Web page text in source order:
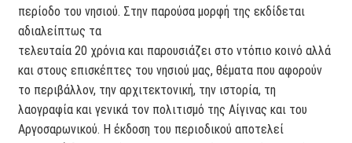
περίοδο του νησιού. Στην παρούσα μορφή της εκδίδεται
αδιαλείπτως τα
τελευταία 20 χρόνια και παρουσιάζει στο ντόπιο κοινό αλλά
και στους επισκέπτες του νησιού μας, θέματα που αφορούν
το περιβάλλον, την αρχιτεκτονική, την ιστορία, τη
λαογραφία και γενικά τον πολιτισμό της Αίγινας και του
Αργοσαρωνικού. Η έκδοση του περιοδικού αποτελεί